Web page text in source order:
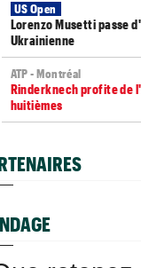
US Open
Lorenzo Musetti passe
Ukrainienne
ATP - Montréal
Rinderknech profite de
huitièmes
et sans pop up
Les amoureux Monfils et
double mixte ?